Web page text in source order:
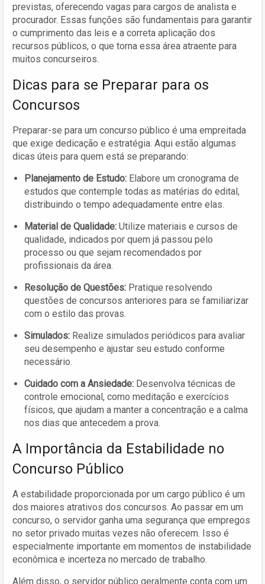
previstas, oferecendo vagas para cargos de analista e
procurador. Essas funções são fundamentais para garantir
o cumprimento das leis e a correta aplicação dos
recursos públicos, o que torna essa área atraente para
muitos concurseiros.
Dicas para se Preparar para os
Concursos
Preparar-se para um concurso público é uma empreitada
que exige dedicação e estratégia. Aqui estão algumas
dicas úteis para quem está se preparando:
Planejamento de Estudo: Elabore um cronograma de
estudos que contemple todas as matérias do edital,
distribuindo o tempo adequadamente entre elas.
Material de Qualidade: Utilize materiais e cursos de
qualidade, indicados por quem já passou pelo
processo ou que sejam recomendados por
profissionais da área.
Resolução de Questões: Pratique resolvendo
questões de concursos anteriores para se familiarizar
com o estilo das provas.
Simulados: Realize simulados periódicos para avaliar
seu desempenho e ajustar seu estudo conforme
necessário.
Cuidado com a Ansiedade: Desenvolva técnicas de
controle emocional, como meditação e exercícios
físicos, que ajudam a manter a concentração e a calma
nos dias que antecedem a prova.
A Importância da Estabilidade no
Concurso Público
A estabilidade proporcionada por um cargo público é um
dos maiores atrativos dos concursos. Ao passar em um
concurso, o servidor ganha uma segurança que empregos
no setor privado muitas vezes não oferecem. Isso é
especialmente importante em momentos de instabilidade
econômica e incerteza no mercado de trabalho.
Além disso, o servidor público geralmente conta com um